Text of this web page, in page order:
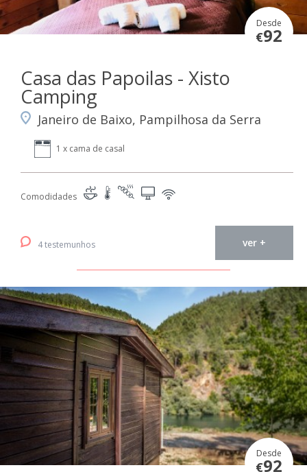
Desde
€92
Casa das Papoilas - Xisto
Camping
Janeiro de Baixo, Pampilhosa da Serra
1 x cama de casal
Comodidades
4 testemunhos ver +
Desde
€92